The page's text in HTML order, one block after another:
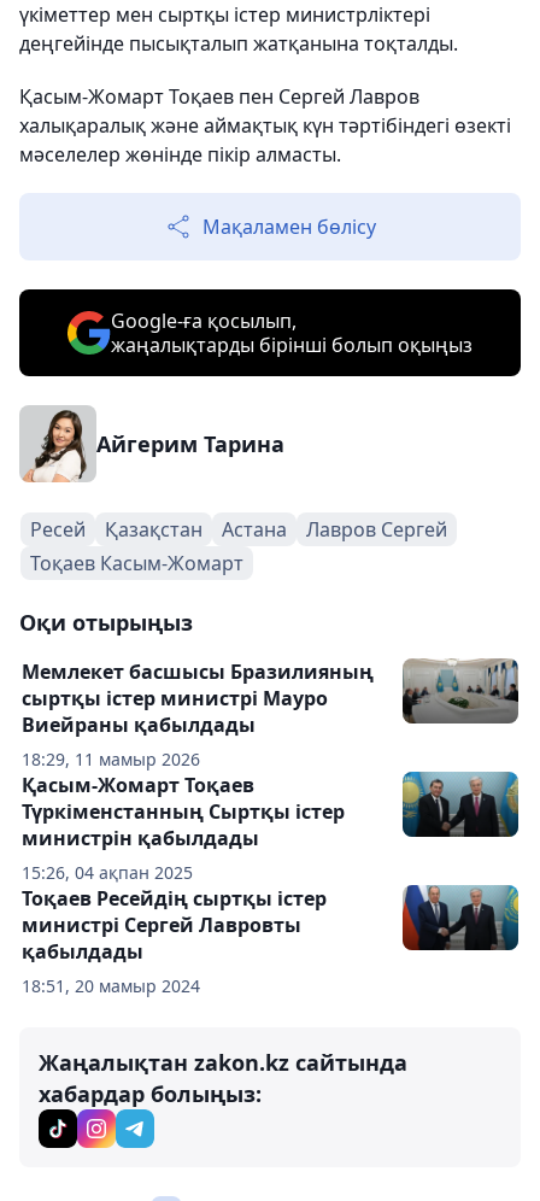
үкіметтер мен сыртқы істер министрліктері
деңгейінде пысықталып жатқанына тоқталды.
Қасым-Жомарт Тоқаев пен Сергей Лавров
халықаралық және аймақтық күн тәртібіндегі өзекті
мәселелер жөнінде пікір алмасты.
Мақаламен бөлісу
Google-ға қосылып,
жаңалықтарды бірінші болып оқыңыз
Айгерим Тарина
Ресей Қазақстан Астана
Лавров Сергей
Тоқаев Касым-Жомарт
Оқи отырыңыз
18:29, 11 мамыр 2026
Мемлекет басшысы Бразилияның
сыртқы істер министрі Мауро
Виейраны қабылдады
15:26, 04 ақпан 2025
Қасым-Жомарт Тоқаев
Түркіменстанның Сыртқы істер
министрін қабылдады
18:51, 20 мамыр 2024
Тоқаев Ресейдің сыртқы істер
министрі Сергей Лавровты
қабылдады
Жаңалықтан zakon.kz сайтында
хабардар болыңыз: